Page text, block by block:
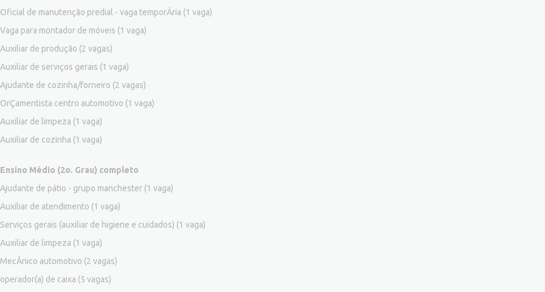
Oficial de manutenção predial - vaga temporÁria (1 vaga)
Vaga para montador de móveis (1 vaga)
Auxiliar de produção (2 vagas)
Auxiliar de serviços gerais (1 vaga)
Ajudante de cozinha/forneiro (2 vagas)
OrÇamentista centro automotivo (1 vaga)
Auxiliar de limpeza (1 vaga)
Auxiliar de cozinha (1 vaga)
Ensino Médio (2o. Grau) completo
Ajudante de pátio - grupo manchester (1 vaga)
Auxiliar de atendimento (1 vaga)
Serviços gerais (auxiliar de higiene e cuidados) (1 vaga)
Auxiliar de limpeza (1 vaga)
MecÂnico automotivo (2 vagas)
operador(a) de caixa (5 vagas)